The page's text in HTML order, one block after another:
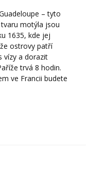
– tyto
motýla jsou
1635, kde jej
ostrovy patří
vízy a dorazit
trvá 8 hodin.
ve Francii budete